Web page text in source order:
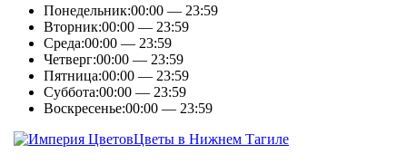
Понедельник:00:00 — 23:59
Вторник:00:00 — 23:59
Среда:00:00 — 23:59
Четверг:00:00 — 23:59
Пятница:00:00 — 23:59
Суббота:00:00 — 23:59
Воскресенье:00:00 — 23:59
Цветы в Нижнем Тагиле